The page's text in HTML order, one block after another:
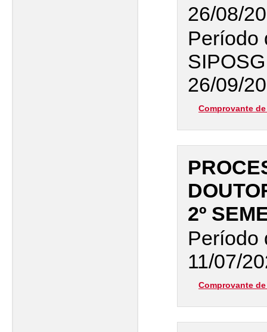
26/08/
Período
26/09/
Comprovante
2º
Período
11/07/
Comprovante